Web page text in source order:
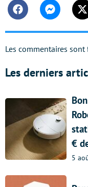
FacebookMessenger
Les commentaires sont
Les derniers
€
5